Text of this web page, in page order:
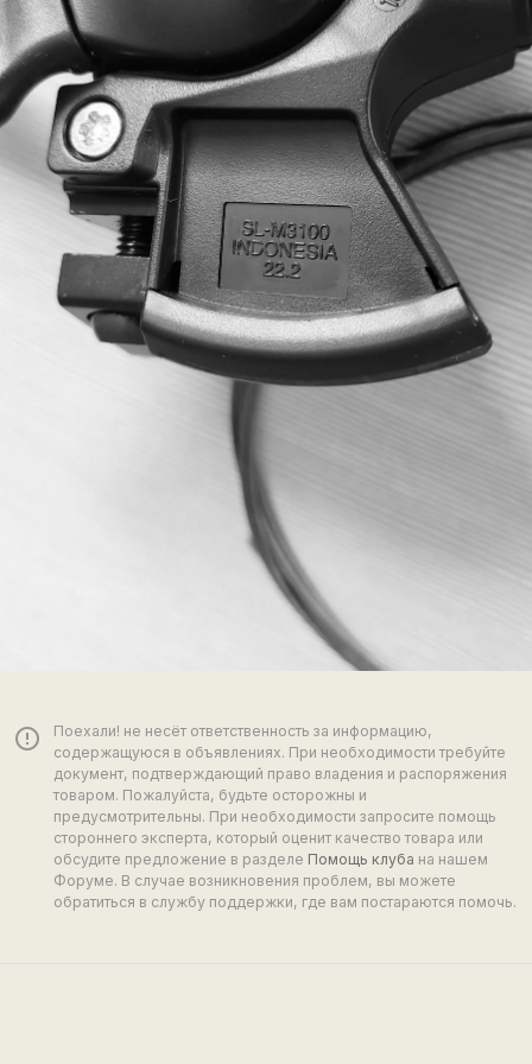
error_outline
Поехали! не несёт ответственность за информацию,
содержащуюся в объявлениях. При необходимости требуйте
документ, подтверждающий право владения и распоряжения
товаром. Пожалуйста, будьте осторожны и
предусмотрительны. При необходимости запросите помощь
стороннего эксперта, который оценит качество товара или
обсудите предложение в разделе Помощь клуба на нашем
Форуме. В случае возникновения проблем, вы можете
обратиться в службу поддержки, где вам постараются помочь.